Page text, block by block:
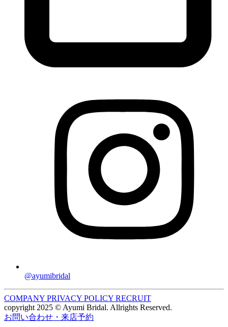
@ayumibridal
COMPANY PRIVACY POLICY RECRUIT
copyright 2025 © Ayumi Bridal. Allrights Reserved.
お問い合わせ・来店予約